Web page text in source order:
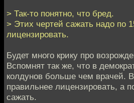
> Так-то понятно, что бред.
> Этих чертей сажать надо по
лицензировать.
Будет много крику про
Вспомнят так же, что в
колдунов больше чем врачей.
правильнее лицензировать, а
сажать.